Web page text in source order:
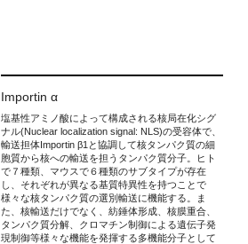
Importin α
塩基性アミノ酸によって構成される核局在化シグ
ナル(Nuclear localization signal: NLS)の受容体で、
輸送担体Importin β1と協調して核タンパク質の細
胞質から核への輸送を担うタンパク質分子。ヒト
で７種類、マウスで６種類のサブタイプが存在
し、それぞれが異なる基質特異性を持つことで
様々な核タンパク質の選別輸送に機能する。ま
た、核輸送だけでなく、紡錘体形成、核膜重合、
タンパク質分解、クロマチン制御による遺伝子発
現制御等様々な機能を発揮する多機能分子として